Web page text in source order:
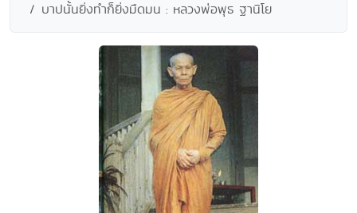
บาปนั้นยิ่งทำก็ยิ่งมืดมน : หลวงพ่อพุธ ฐานิโย